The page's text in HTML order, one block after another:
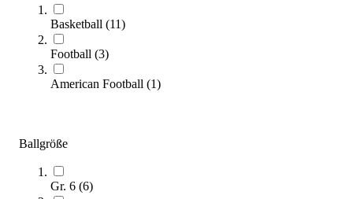
Basketball (11)
Football (3)
American Football (1)
Ballgröße
Gr. 6 (6)
Zum Produkt
Sofort lieferbar
SALE